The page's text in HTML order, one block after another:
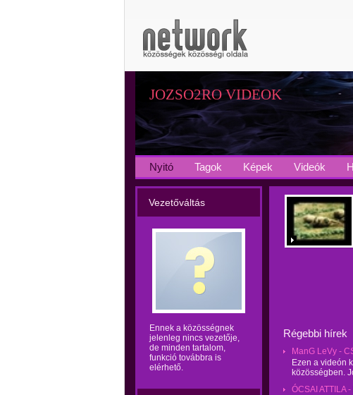
JOZSO2RO VIDEOK
Nyitó Tagok Képek Videók
Vezetőváltás
Ennek a közösségnek
jelenleg nincs vezetője,
de minden tartalom,
funkció továbbra is
elérhető.
Régebbi hírek
ManG LeVy -
Ezen a videón
közösségben.
ÓCSAI ATTILA